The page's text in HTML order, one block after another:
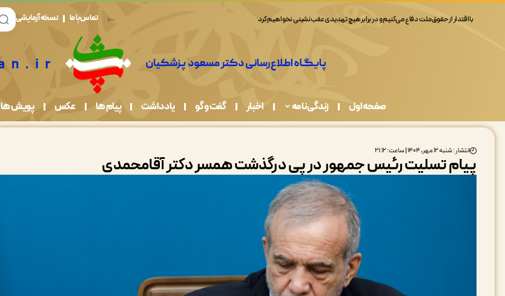
تماس با ما نسخه آزمایشی
صفحه اول زندگی نامه اخبار گفت و گو یادداشت پیام ها عکس پویش ها
انتشار : شنبه ۱۲ مهر, ۱۴۰۴ | ساعت: ۲۱:۱۲
پیام تسلیت رئیس جمهور در پی درگذشت همسر دکتر آقامحمدی